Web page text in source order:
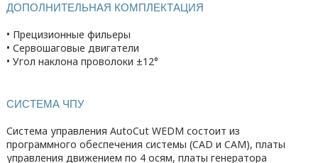
ДОПОЛНИТЕЛЬНАЯ КОМПЛЕКТАЦИЯ
• Прецизионные фильеры
• Сервошаговые двигатели
• Угол наклона проволоки ±12°
СИСТЕМА ЧПУ
Система управления AutoCut WEDM состоит из
программного обеспечения системы (CAD и CAM), платы
управления движением по 4 осям, платы генератора